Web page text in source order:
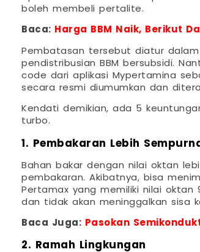
boleh membeli pertalite.
Baca: Harga BBM Naik, Berikut
Pembatasan tersebut diatur dalam
pendistribusian BBM bersubsidi.
code dari aplikasi Mypertamina
secara resmi diumumkan dan
Kendati demikian, ada 5
turbo.
1. Pembakaran Lebih
Bahan bakar dengan nilai oktan
pembakaran. Akibatnya, bisa
Pertamax yang memiliki nilai
dan tidak akan meninggalkan sisa
Baca Juga: Pasokan
2. Ramah Lingkungan